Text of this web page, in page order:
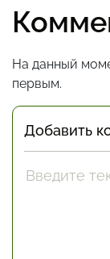
На данный
первым.
Добавить